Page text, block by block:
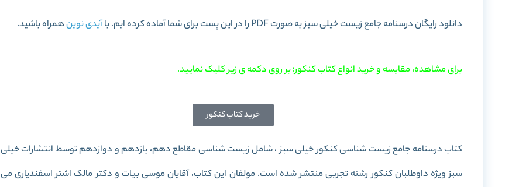
دانلود رایگان درسنامه جامع زیست خیلی سبز به صورت PDF را در این پست برای شما آماده کرده ایم. با آیدی نوینهمراه باشید.
برای مشاهده، مقایسه و خرید انواع کتاب کنکور؛ بر روی دکمه ی زیر کلیک نمایید.
خرید کتاب کنکور
کتاب درسنامه جامع زیست شناسی کنکور خیلی سبز ، شامل زیست شناسی مقاطع دهم، یازدهم و دوازدهم توسط انتشارات خیلی
سبز ویژه داوطلبان کنکور رشته تجربی منتشر شده است. مولفان این کتاب، آقایان موسی بیات و دکتر مالک اشتر اسفندیاری می